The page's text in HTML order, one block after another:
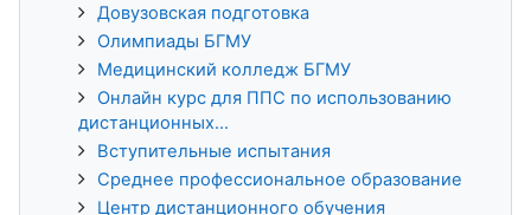
Довузовская подготовка
Олимпиады БГМУ
Медицинский колледж БГМУ
Онлайн курс для ППС по использованию
дистанционных...
Вступительные испытания
Среднее профессиональное образование
Центр дистанционного обучения